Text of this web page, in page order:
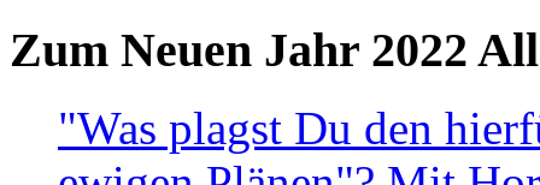
Zum Neuen Jahr 2022
"Was plagst Du den